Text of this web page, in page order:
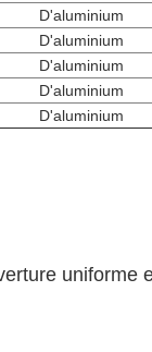
D'aluminium
D'aluminium
D'aluminium
D'aluminium
D'aluminium
uniforme